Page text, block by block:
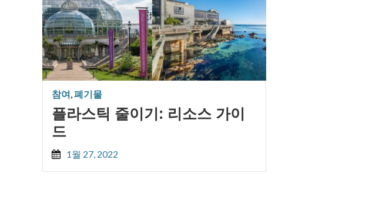
참여,폐기물
플라스틱 줄이기: 리소스 가이
드
1월 27, 2022